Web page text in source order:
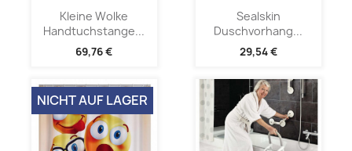
Kleine Wolke
Handtuchstange...
69,76 €
Sealskin
Duschvorhang...
29,54 €
NICHT AUF LAGER